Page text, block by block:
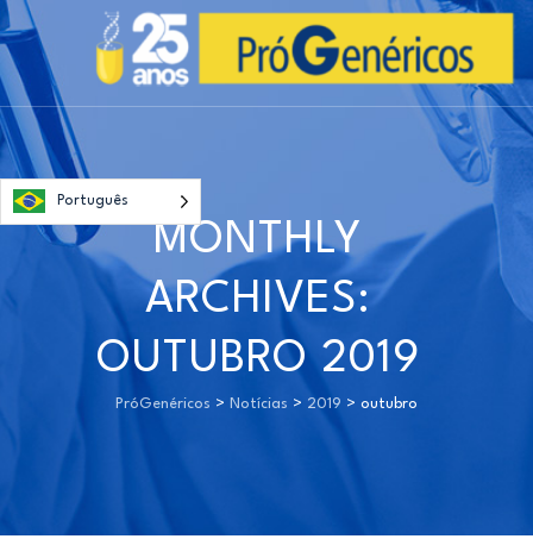
MONTHLY
ARCHIVES:
OUTUBRO 2019
PróGenéricos > Notícias > 2019 > outubro
Português